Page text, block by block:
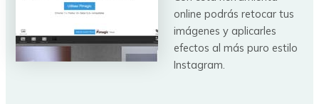
online podrás retocar tus
imágenes y aplicarles
efectos al más puro estilo
Instagram.